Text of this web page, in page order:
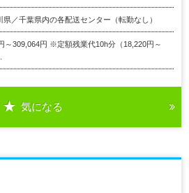
県／千葉県内の各配送センター（転勤なし）
～309,064円 ※定額残業代10h分（18,220円～
気になる